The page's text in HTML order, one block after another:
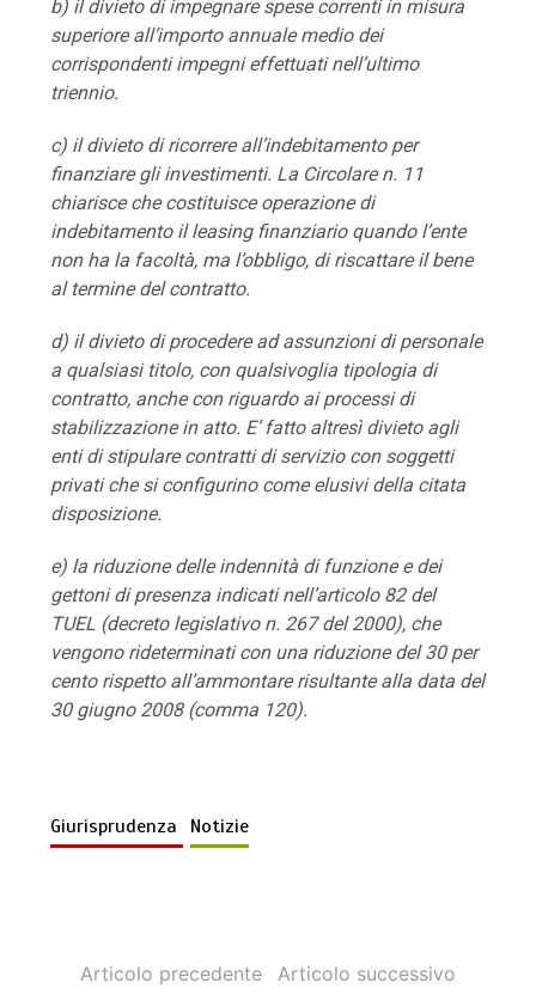
b) il divieto di impegnare spese correnti in misura
superiore all’importo annuale medio dei
corrispondenti impegni effettuati nell’ultimo
triennio.
c) il divieto di ricorrere all’indebitamento per
finanziare gli investimenti. La Circolare n. 11
chiarisce che costituisce operazione di
indebitamento il leasing finanziario quando l’ente
non ha la facoltà, ma l’obbligo, di riscattare il bene
al termine del contratto.
d) il divieto di procedere ad assunzioni di personale
a qualsiasi titolo, con qualsivoglia tipologia di
contratto, anche con riguardo ai processi di
stabilizzazione in atto. E’ fatto altresì divieto agli
enti di stipulare contratti di servizio con soggetti
privati che si configurino come elusivi della citata
disposizione.
e) la riduzione delle indennità di funzione e dei
gettoni di presenza indicati nell’articolo 82 del
TUEL (decreto legislativo n. 267 del 2000), che
vengono rideterminati con una riduzione del 30 per
cento rispetto all’ammontare risultante alla data del
30 giugno 2008 (comma 120).
Giurisprudenza Notizie
Articolo precedente Articolo successivo